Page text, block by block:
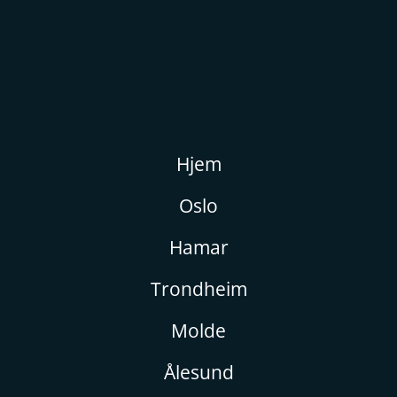
Hjem
Oslo
Hamar
Trondheim
Molde
Ålesund